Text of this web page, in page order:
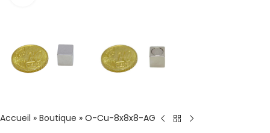
Accueil » Boutique » O-Cu-8x8x8-AG